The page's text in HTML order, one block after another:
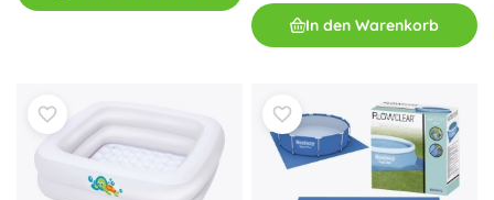
In den Warenkorb